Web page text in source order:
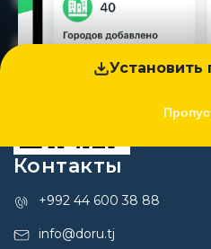
Контакты
+992 44 600 38 88
info@doru.tj